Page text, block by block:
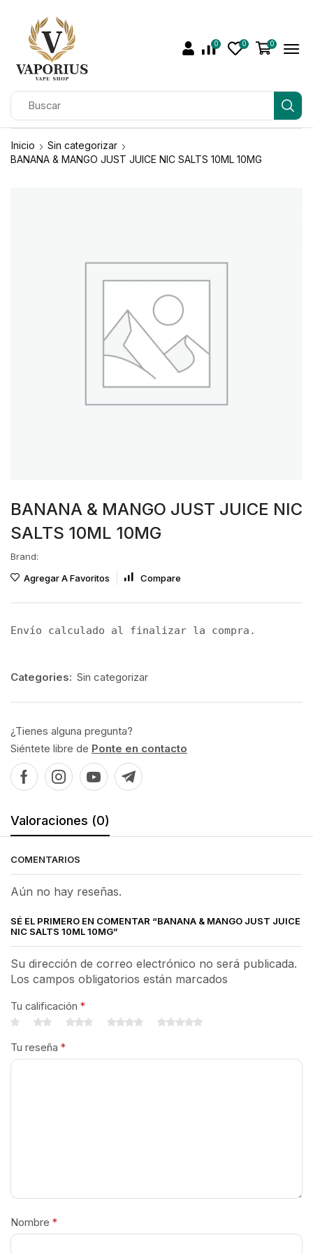
0 0 0
Inicio
Sin categorizar
BANANA & MANGO JUST JUICE NIC SALTS 10ML 10MG
BANANA & MANGO JUST JUICE NIC
SALTS 10ML 10MG
Brand:
Agregar A Favoritos
Compare
Envío calculado al finalizar la compra.
Categories: Sin categorizar
¿Tienes alguna pregunta?
Siéntete libre de Ponte en contacto
Valoraciones (0)
COMENTARIOS
Aún no hay reseñas.
SÉ EL PRIMERO EN COMENTAR “BANANA & MANGO JUST JUICE
NIC SALTS 10ML 10MG”
Su dirección de correo electrónico no será publicada.
Los campos obligatorios están marcados
Tu calificación *
Tu reseña *
Nombre *